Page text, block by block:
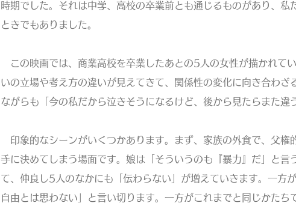
時期でした。それは中学、高校の卒業前とも通じるものがあり、
ときでもありました。
この映画では、商業高校を卒業したあとの5人の女性が描かれて
いの立場や考え方の違いが見えてきて、関係性の変化に向き合わざ
ながらも「今の私だから泣きそうになるけど、後から見たらまた違
印象的なシーンがいくつかあります。まず、家族の外食で、父権
手に決めてしまう場面です。娘は「そういうのも『暴力』だ」と
て、仲良し5人のなかにも「伝わらない」が増えていきます。一方
自由とは思わない」と言い切ります。一方がこれまでと同じかた